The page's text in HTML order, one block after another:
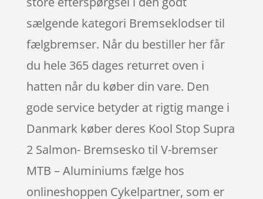
sælgende kategori Bremseklodser til
fælgbremser. Når du bestiller her får
du hele 365 dages returret oven i
hatten når du køber din vare. Den
gode service betyder at rigtig mange i
Danmark køber deres Kool Stop Supra
2 Salmon- Bremsesko til V-bremser
MTB – Aluminiums fælge hos
onlineshoppen Cykelpartner, som er